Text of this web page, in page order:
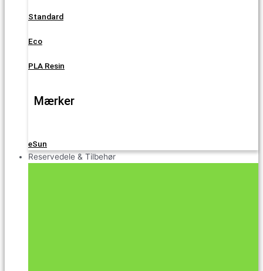
Standard
Eco
PLA Resin
Mærker
eSun
Reservedele & Tilbehør